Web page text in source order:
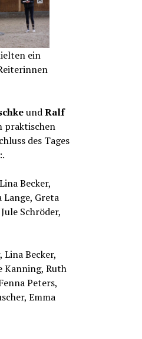
ein
undRalf
praktischen
des Tages
Becker,
Greta
Schröder,
Lina Becker,
Kanning, Ruth
Peters,
Emma